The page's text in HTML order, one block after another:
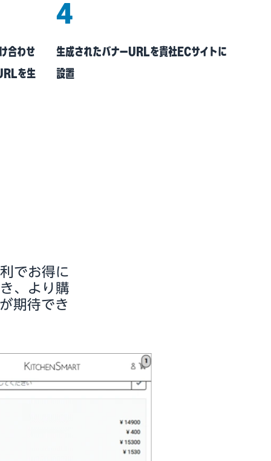
合わせ
を生
4
生成されたバナーURLを貴社ECサイトに
設置
でお得に
、より購
期待でき